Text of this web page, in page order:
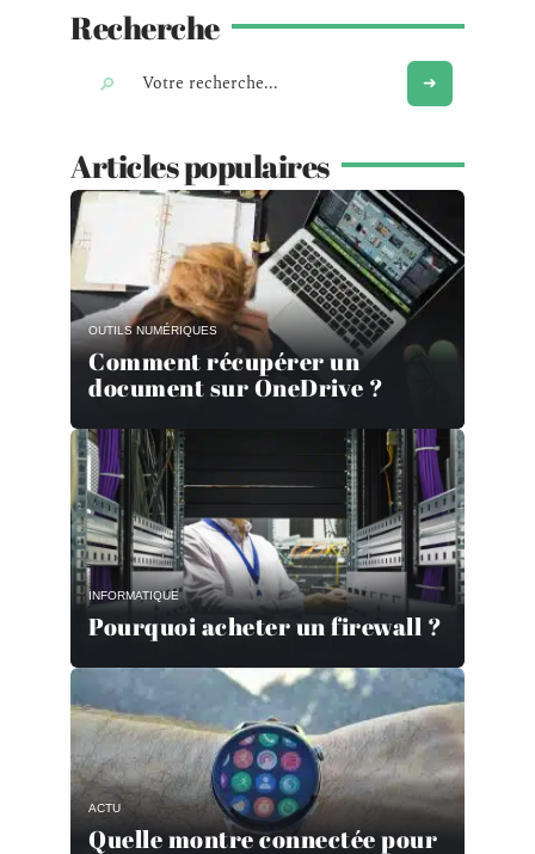
Recherche
Articles populaires
OUTILS NUMÉRIQUES
Comment récupérer un
document sur OneDrive ?
INFORMATIQUE
Pourquoi acheter un firewall ?
ACTU
Quelle montre connectée pour